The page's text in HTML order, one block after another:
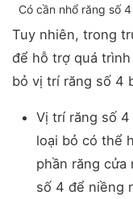
Có cần nhổ răng số
Tuy nhiên, trong
để hỗ trợ quá
bỏ vị trí răng số 4
Vị trí răng số
loại bỏ có thể
phần răng
số 4 để niềng